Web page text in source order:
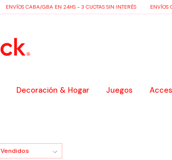
ENVÍOS CABA/GBA EN 24HS - 3 CUOTAS SIN INTERÉS ENVÍOS
Decoración & Hogar Juegos